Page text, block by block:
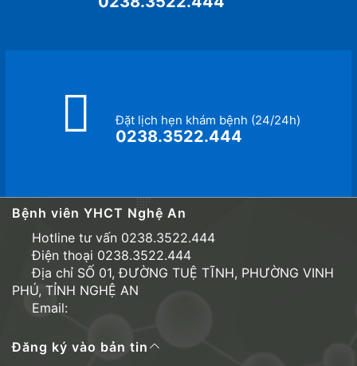
Đặt lịch hẹn khám bệnh (24/24h)
0238.3522.444
Bệnh viên YHCT Nghệ An
Hotline tư vấn 0238.3522.444
Điện thoại 0238.3522.444
Địa chỉ SỐ 01, ĐƯỜNG TUỆ TĨNH, PHƯỜNG VINH
PHÚ, TỈNH NGHỆ AN
Email:
Đăng ký vào bản tin